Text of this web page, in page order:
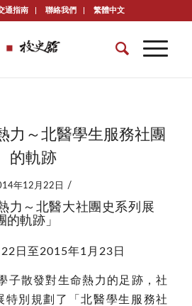
通指南 聯絡我們 繁體中文
力～北醫學生服務社團
的軌跡
年12月22日 /
力～北醫大社團史系列展
的軌跡」
日至2015年1月23日
子散發對生命熱力的足跡，社
特別規劃了「北醫學生服務社